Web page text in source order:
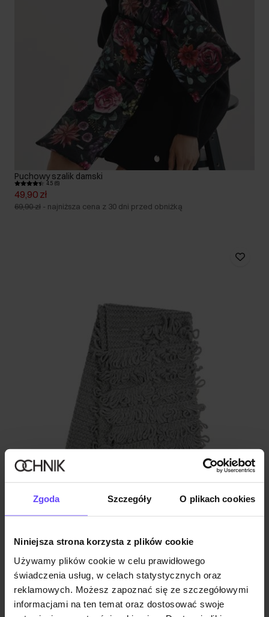
Zgoda Szczegóły O plikach cookies
Niniejsza strona korzysta z plików cookie
Używamy plików cookie w celu prawidłowego
świadczenia usług, w celach statystycznych oraz
reklamowych. Możesz zapoznać się ze szczegółowymi
informacjami na ten temat oraz dostosować swoje
Puchowy szalik damski
4.5 (6)
49,90 zł
69,90 zł - najniższa cena z 30 dni przed obniżką
Szalik damski
5.0 (4)
34,90 zł
39,90 zł najniższa cena z 30 dni przed obniżką